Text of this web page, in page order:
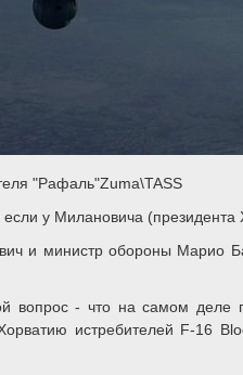
"Рафаль"Zuma\TASS
если у Милановича
и министр обороны Марио
вопрос - что на самом деле
истребителей F-16